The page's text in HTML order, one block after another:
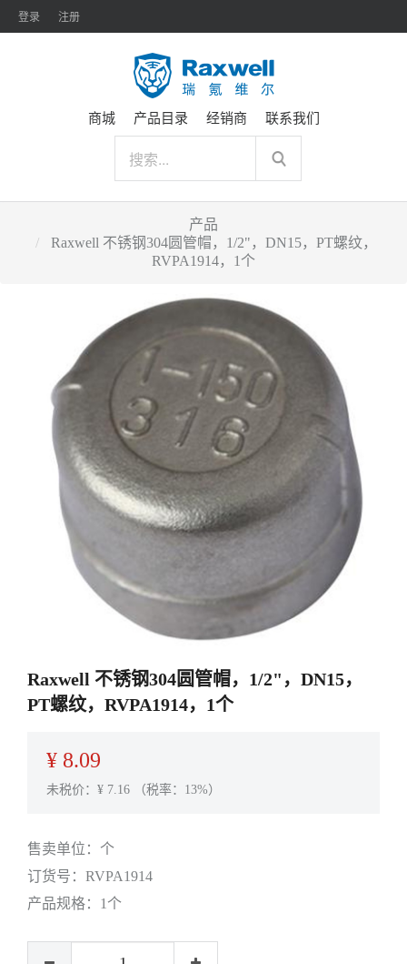
登录 注册
商城 产品目录 经销商 联系我们
产品
Raxwell 不锈钢304圆管帽，1/2"，DN15，PT螺纹，
RVPA1914，1个
Raxwell 不锈钢304圆管帽，1/2"，DN15，
PT螺纹，RVPA1914，1个
¥ 8.09
未税价：¥ 7.16 （税率：13%）
售卖单位： 个
订货号： RVPA1914
产品规格： 1个